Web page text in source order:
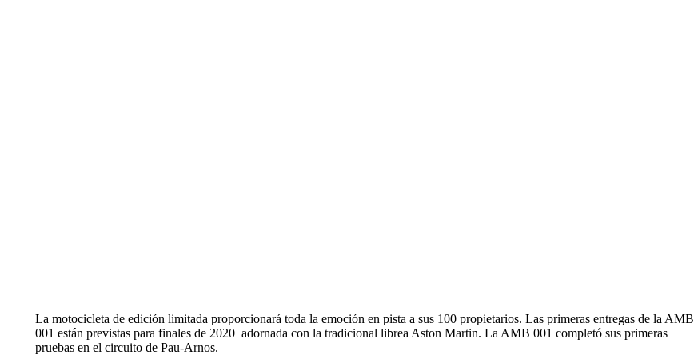
La motocicleta de edición limitada proporcionará toda la emoción en pista a sus 100 propietarios. Las primeras entregas de la AMB
001 están previstas para finales de 2020 adornada con la tradicional librea Aston Martin. La AMB 001 completó sus primeras
pruebas en el circuito de Pau-Arnos.